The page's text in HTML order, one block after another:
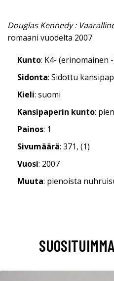
Douglas Kennedy :
romaani vuodelta 2007
Kunto: K4- (erinomainen
Sidonta: Sidottu
Kieli: suomi
Kansipaperin kunto:
Painos: 1
Sivumäärä: 371, (1)
Vuosi: 2007
Muuta: pienoista